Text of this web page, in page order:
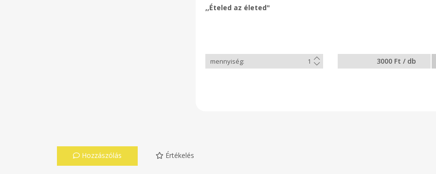
,,Ételed az életed"
3000 Ft / db
Hozzászólás Értékelés